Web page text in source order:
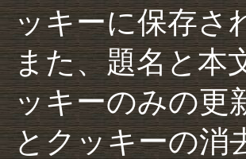
ッキーに保存さ
また、題名と本
ッキーのみの更
とクッキーの消